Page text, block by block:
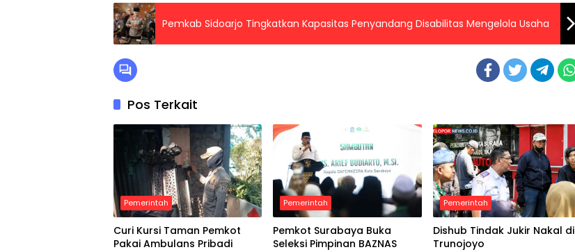
Pemkab Sidoarjo Tingkatkan Kapasitas Penyandang Disabilitas Mengelola Usaha
Pos Terkait
Pemerintah
Curi Kursi Taman Pemkot
Pakai Ambulans Pribadi
Pemerintah
Pemkot Surabaya Buka
Seleksi Pimpinan BAZNAS
Pemerintah
Dishub Tindak Jukir Nakal di
Trunojoyo